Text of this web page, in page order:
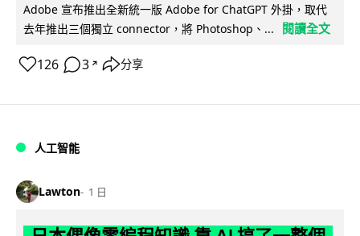
Adobe 宣布推出全新統一版 Adobe for ChatGPT 外掛，取代
去年推出三個獨立 connector，將 Photoshop、...
閱讀全文
126 3 ↗ 分享
人工智能
Lawton 1 日